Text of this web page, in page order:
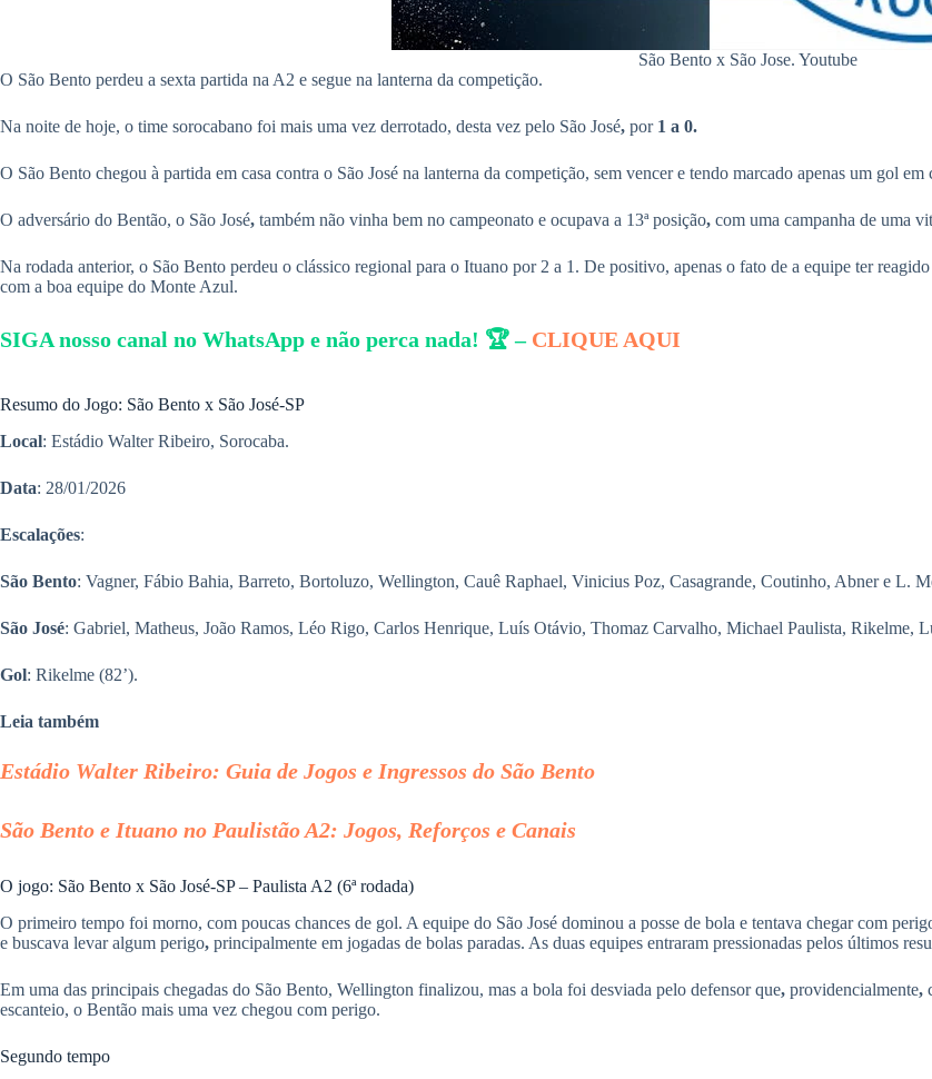
São Bento x São Jose. Youtube
O São Bento perdeu a sexta partida na A2 e segue na lanterna da competição.
Na noite de hoje, o time sorocabano foi mais uma vez derrotado, desta vez pelo São José, por1 a 0.
O São Bento chegou à partida em casa contra o São José na lanterna da competição, sem vencer e tendo marcado apenas um gol em
O adversário do Bentão, o São José, também não vinha bem no campeonato e ocupava a 13ª posição, com uma campanha de uma
Na rodada anterior, o São Bento perdeu o clássico regional para o Ituano por 2 a 1. De positivo, apenas o fato de a equipe ter
com a boa equipe do Monte Azul.
SIGA nosso canal no WhatsApp e não perca nada! 🏆 – CLIQUE AQUI
Resumo do Jogo: São Bento x São José-SP
Local: Estádio Walter Ribeiro, Sorocaba.
Data: 28/01/2026
Escalações:
São Bento: Vagner, Fábio Bahia, Barreto, Bortoluzo, Wellington, Cauê Raphael, Vinicius Poz, Casagrande, Coutinho, Abner e L.
São José: Gabriel, Matheus, João Ramos, Léo Rigo, Carlos Henrique, Luís Otávio, Thomaz Carvalho, Michael Paulista, Rikelme,
Gol: Rikelme (82’).
Leia também
Estádio Walter Ribeiro: Guia de Jogos e Ingressos do São Bento
São Bento e Ituano no Paulistão A2: Jogos, Reforços e Canais
O jogo: São Bento x São José-SP – Paulista A2 (6ª rodada)
O primeiro tempo foi morno, com poucas chances de gol. A equipe do São José dominou a posse de bola e tentava chegar com
e buscava levar algum perigo, principalmente em jogadas de bolas paradas. As duas equipes entraram pressionadas pelos últimos
Em uma das principais chegadas do São Bento, Wellington finalizou, mas a bola foi desviada pelo defensor que, providencialmente,
escanteio, o Bentão mais uma vez chegou com perigo.
Segundo tempo